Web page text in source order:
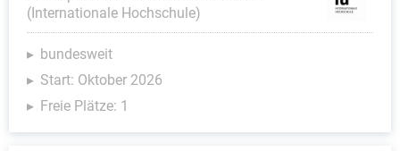
(Internationale Hochschule)
bundesweit
Start: Oktober 2026
Freie Plätze: 1